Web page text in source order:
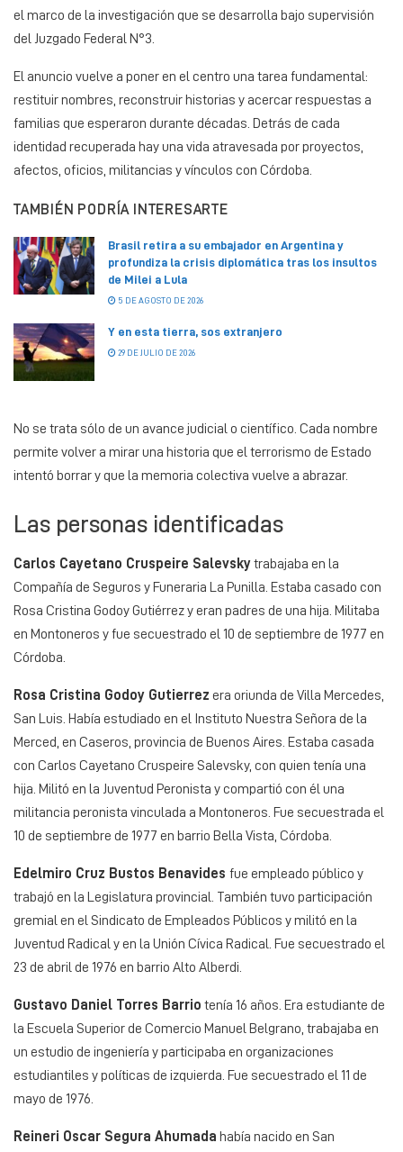
el marco de la investigación que se desarrolla bajo supervisión
del Juzgado Federal N°3.
El anuncio vuelve a poner en el centro una tarea fundamental:
restituir nombres, reconstruir historias y acercar respuestas a
familias que esperaron durante décadas. Detrás de cada
identidad recuperada hay una vida atravesada por proyectos,
afectos, oficios, militancias y vínculos con Córdoba.
TAMBIÉN PODRÍA INTERESARTE
Brasil retira a su embajador en Argentina y
profundiza la crisis diplomática tras los insultos
de Milei a Lula
5 DE AGOSTO DE 2026
Y en esta tierra, sos extranjero
29 DE JULIO DE 2026
No se trata sólo de un avance judicial o científico. Cada nombre
permite volver a mirar una historia que el terrorismo de Estado
intentó borrar y que la memoria colectiva vuelve a abrazar.
Las personas identificadas
Carlos Cayetano Cruspeire Salevskytrabajaba en la
Compañía de Seguros y Funeraria La Punilla. Estaba casado con
Rosa Cristina Godoy Gutiérrez y eran padres de una hija. Militaba
en Montoneros y fue secuestrado el 10 de septiembre de 1977 en
Córdoba.
Rosa Cristina Godoy Gutierrez era oriunda de Villa Mercedes,
San Luis. Había estudiado en el Instituto Nuestra Señora de la
Merced, en Caseros, provincia de Buenos Aires. Estaba casada
con Carlos Cayetano Cruspeire Salevsky, con quien tenía una
hija. Militó en la Juventud Peronista y compartió con él una
militancia peronista vinculada a Montoneros. Fue secuestrada el
10 de septiembre de 1977 en barrio Bella Vista, Córdoba.
Edelmiro Cruz Bustos Benavides fue empleado público y
trabajó en la Legislatura provincial. También tuvo participación
gremial en el Sindicato de Empleados Públicos y militó en la
Juventud Radical y en la Unión Cívica Radical. Fue secuestrado el
23 de abril de 1976 en barrio Alto Alberdi.
Gustavo Daniel Torres Barrio tenía 16 años. Era estudiante de
la Escuela Superior de Comercio Manuel Belgrano, trabajaba en
un estudio de ingeniería y participaba en organizaciones
estudiantiles y políticas de izquierda. Fue secuestrado el 11 de
mayo de 1976.
Reineri Oscar Segura Ahumada había nacido en San